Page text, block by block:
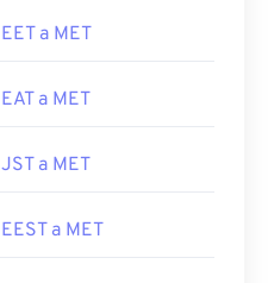
EET a MET
EAT a MET
JST a MET
EEST a MET